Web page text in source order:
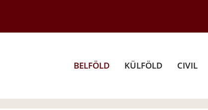
BELFÖLD KÜLFÖLD CIVIL